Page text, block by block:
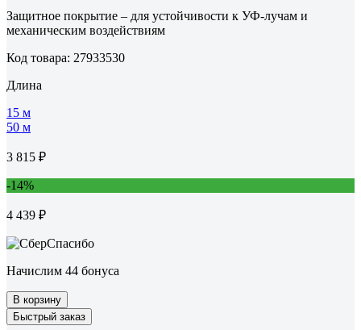
Защитное покрытие – для устойчивости к УФ-лучам и
механическим воздействиям
Код товара: 27933530
Длина
15 м
50 м
3 815 ₽
-14%
4 439 ₽
Начислим 44 бонуса
В корзину
Быстрый заказ